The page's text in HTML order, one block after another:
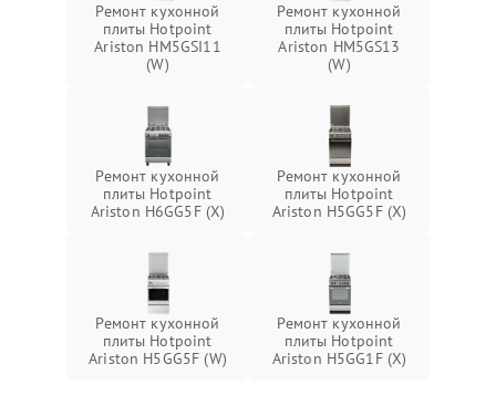
Ремонт кухонной
плиты Hotpoint
Ariston HM5GSI11
(W)
Ремонт кухонной
плиты Hotpoint
Ariston HM5GS13
(W)
Ремонт кухонной
плиты Hotpoint
Ariston H6GG5F (X)
Ремонт кухонной
плиты Hotpoint
Ariston H5GG5F (X)
Ремонт кухонной
плиты Hotpoint
Ariston H5GG5F (W)
Ремонт кухонной
плиты Hotpoint
Ariston H5GG1F (X)